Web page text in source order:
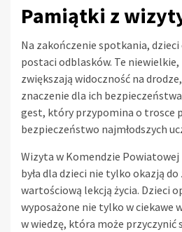
Pamiątki z
Na zakończenie spotkania,
postaci odblasków. Te
zwiększają widoczność na
znaczenie dla ich
gest, który przypomina o trosce
bezpieczeństwo najmłodszych
Wizyta w Komendzie
była dla dzieci nie tylko okazją
wartościową lekcją życia. Dzieci
wyposażone nie tylko w ciekawe
w wiedzę, która może przyczynić